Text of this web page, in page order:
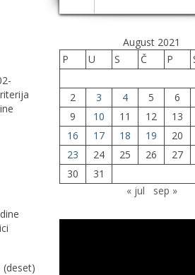
August 2021
P
U S Č P
2
3 4 5 6
9
10 11 12 13
16
17 18 19 20
23
24 25 26 27
30
31
« jul
sep »